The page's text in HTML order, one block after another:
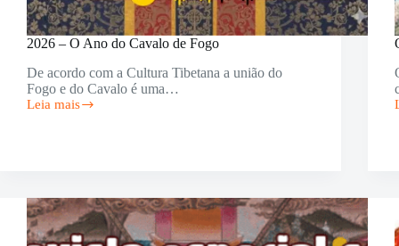
2026 – O Ano do Cavalo de Fogo
De acordo com a Cultura Tibetana a união do
Fogo e do Cavalo é uma…
Leia mais
2026
de
Fogo